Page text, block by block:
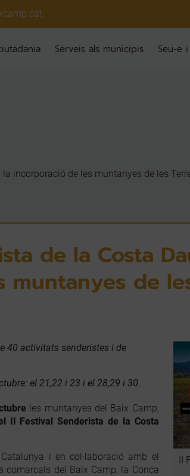
Serveis als municipis Seu-e
incorporació de les muntanyes de les
de la Costa
de
40 activitats senderistes i de
el 21,22 i 23 i el 28,29 i 30.
les muntanyes del Baix Camp,
II Festival Senderista de la Costa
i en col·laboració amb el
comarcals del Baix Camp, la Conca